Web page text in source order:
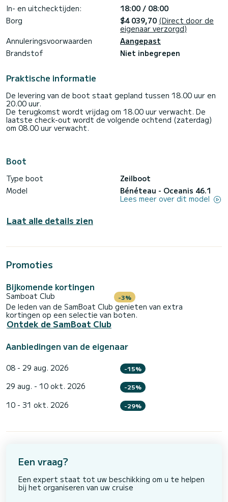
Boekingsaanvragen en offertes worden rechtstreeks door
SamBoat beheerd. Via het platform krijgt u de beste
In- en uitchecktijden:
18:00 / 08:00
Borg
$4 039,70 (Direct door de
eigenaar verzorgd)
Annuleringsvoorwaarden
Aangepast
Brandstof
Niet inbegrepen
Praktische informatie
De levering van de boot staat gepland tussen 18.00 uur en
20.00 uur.
De terugkomst wordt vrijdag om 18.00 uur verwacht. De
laatste check-out wordt de volgende ochtend (zaterdag)
om 08.00 uur verwacht.
Boot
Type boot
Zeilboot
Model
Bénéteau - Oceanis 46.1
Lees meer over dit model
Laat alle details zien
Promoties
Bijkomende kortingen
Samboat Club -3%
De leden van de SamBoat Club genieten van extra
kortingen op een selectie van boten.
Ontdek de SamBoat Club
Aanbiedingen van de eigenaar
08 - 29 aug. 2026 -15%
29 aug. - 10 okt. 2026 -25%
10 - 31 okt. 2026 -29%
Een vraag?
Een expert staat tot uw beschikking om u te helpen
bij het organiseren van uw cruise